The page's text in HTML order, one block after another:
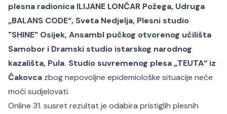
plesna radionica ILIJANE LONČAR Požega, Udruga
„BALANS CODE“, Sveta Nedjelja, Plesni studio
"SHINE" Osijek, Ansambl pučkog otvorenog učilišta
Samobor i Dramski studio istarskog narodnog
kazališta, Pula. Studio suvremenog plesa „TEUTA“ iz
Čakovca zbog nepovoljne epidemiološke situacije neće
moći sudjelovati.
Online 31. susret rezultat je odabira pristiglih plesnih